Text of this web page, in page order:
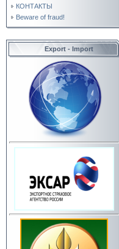
КОНТАКТЫ
Beware of fraud!
Export - Import